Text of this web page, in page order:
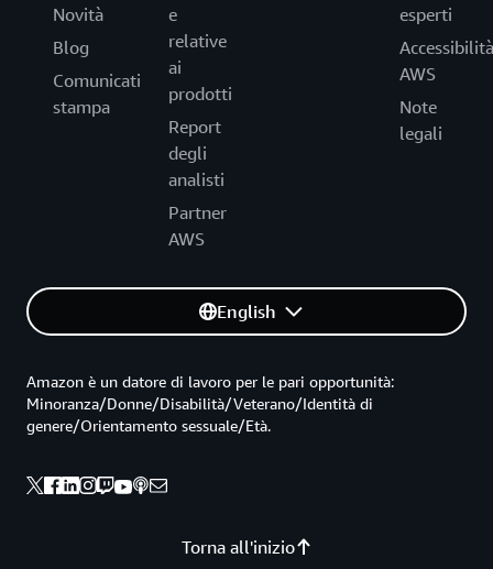
Novità
Blog
Comunicati
stampa
e
relative
ai
prodotti
Report
degli
analisti
Partner
AWS
esperti
Accessibilità
AWS
Note
legali
English
Torna all'inizio
Amazon è un datore di lavoro per le pari opportunità:
Minoranza/Donne/Disabilità/Veterano/Identità di
genere/Orientamento sessuale/Età.